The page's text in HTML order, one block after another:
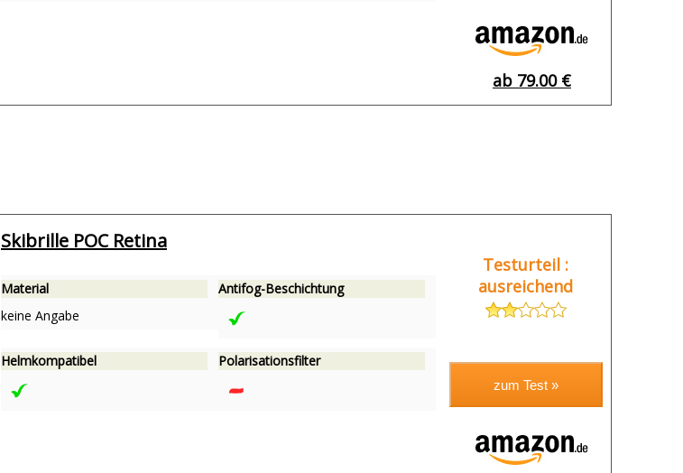
ab 79.00 €
Skibrille POC Retina
Material
keine Angabe
Antifog-Beschichtung
Helmkompatibel Polarisationsfilter
Testurteil :
ausreichend